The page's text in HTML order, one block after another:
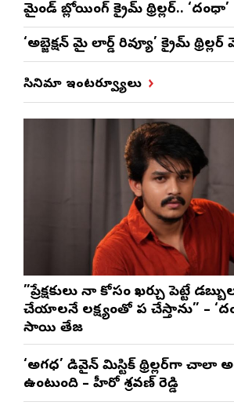
మైండ్ బ్లోయింగ్ క్రైమ్ థ్రిల్లర్.. ‘దంధా’
‘అబ్జెక్ష‌న్ మై లార్డ్ రివ్యూ’ క్రైమ్
సినిమా ఇంటర్వ్యూలు
”ప్రేక్షకులు నా కోసం ఖర్చు పెట్టే
చేయాలనే లక్ష్యంతో పని చేస్తాను” –
సాయి తేజ
‘అగధ’ డివైన్ మిస్టిక్ థ్రిల్లర్‌గా చాలా
ఉంటుంది – హీరో శ్రవణ్ రెడ్డి